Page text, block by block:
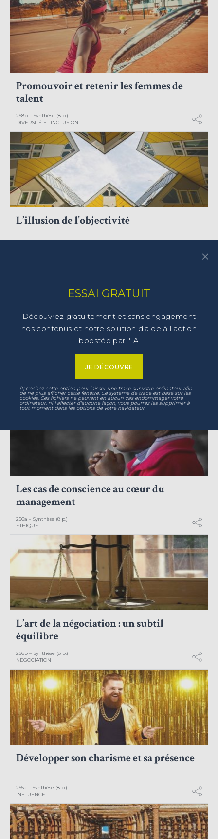
Promouvoir et retenir les femmes de
talent
258b – Synthèse (8 p.)
DIVERSITÉ ET INCLUSION
L’illusion de l’objectivité
Promouvoir des valeurs de leadership
VALEURS
Les cas de conscience au cœur du
management
256a – Synthèse (8 p.)
ETHIQUE
L’art de la négociation : un subtil
équilibre
256b – Synthèse (8 p.)
NÉGOCIATION
Développer son charisme et sa présence
255a – Synthèse (8 p.)
INFLUENCE
×
ESSAI GRATUIT
Découvrez gratuitement et sans engagement
nos contenus et notre solution d’aide à l’action
boostée par l'IA
JE DÉCOUVRE
(1) Cochez cette option pour laisser une trace sur votre ordinateur afin
de ne plus afficher cette fenêtre. Ce système de trace est basé sur les
cookies. Ces fichiers ne peuvent en aucun cas endommager votre
ordinateur, ni l'affecter d'aucune façon, vous pourrez les supprimer à
tout moment dans les options de votre navigateur.